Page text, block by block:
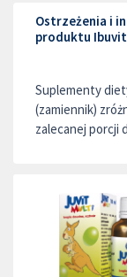
Ostrzeżenia i
produktu Ibuvit
Suplementy
(zamiennik)
zalecanej porcji